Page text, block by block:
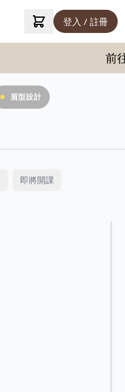
登入 / 註冊
前
眉型設計
即將開課